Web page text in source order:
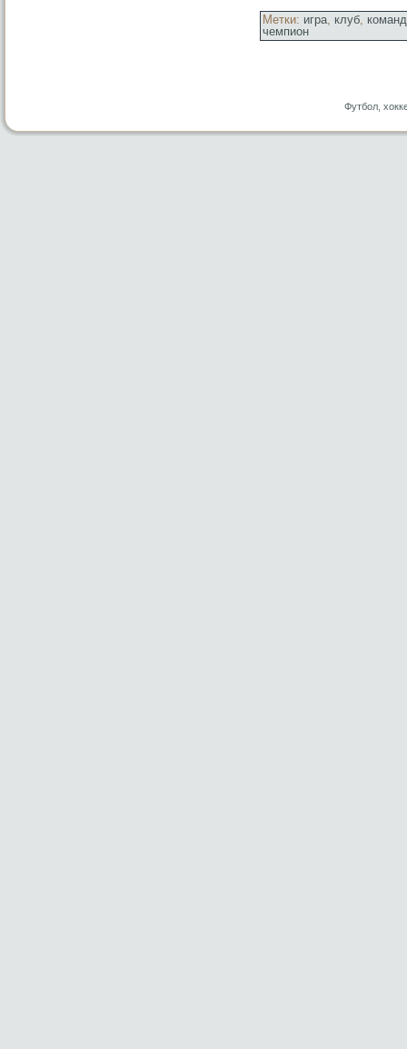
Метки: игра, клуб,
чемпион
Футбол,